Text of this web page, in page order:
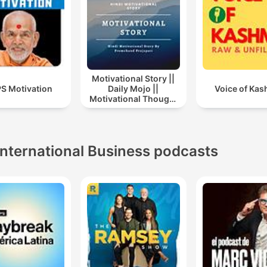
Motivation
Motivational Story ||
Daily Mojo ||
Motivational Thought
|| Motivational Story In
Voice of
Business podcasts